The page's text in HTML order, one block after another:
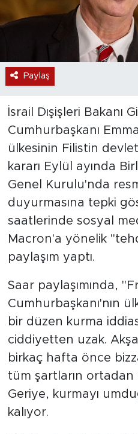
Paylaş
İsrail Dışişleri Bakanı
Cumhurbaşkanı
ülkesinin Filistin
kararı Eylül ayında
Genel Kurulu'nda
duyurmasına tepki
saatlerinde sosyal
Macron'a yönelik
paylaşım yaptı.
Saar paylaşımında,
Cumhurbaşkanı'nın
bir düzen kurma
ciddiyetten uzak.
birkaç hafta önce
tüm şartların ortadan
Geriye, kurmayı
kalıyor.